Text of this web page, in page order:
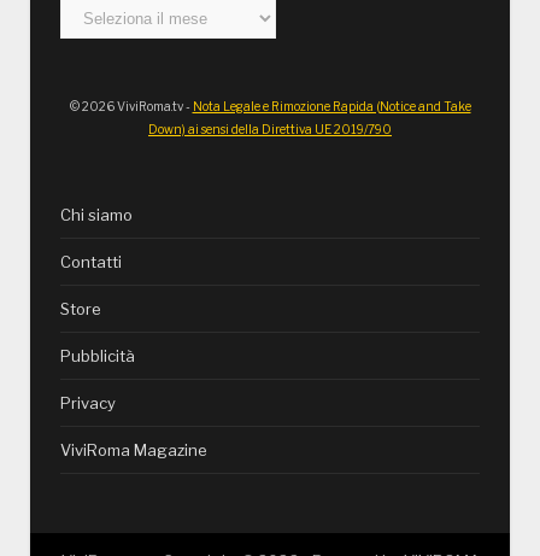
Archivi
© 2026 ViviRoma.tv - Nota Legale e Rimozione Rapida (Notice and Take
Down) ai sensi della Direttiva UE 2019/790
Chi siamo
Contatti
Store
Pubblicità
Privacy
ViviRoma Magazine